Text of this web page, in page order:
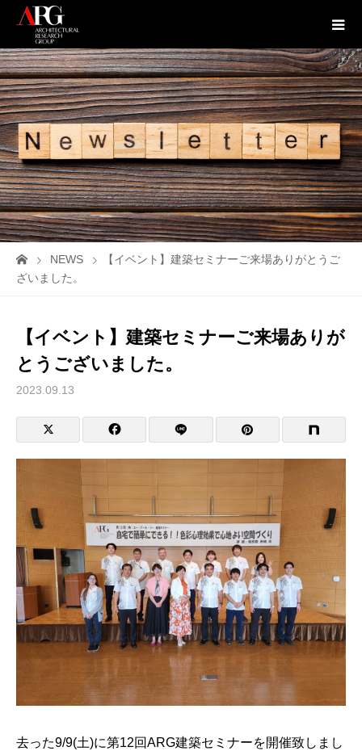
NEWS
【イベント】建築セミナーご来場ありがとうご
ざいました。
【イベント】建築セミナーご来場ありが
とうございました。
2023.09.13
去った9/9(土)に第12回ARG建築セミナーを開催致しまし